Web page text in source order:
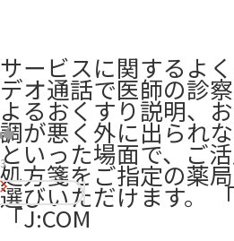
サービスに関するよ
デオ通話で医師の診
よるおくすり説明、
調が悪く外に出られ
といった場面で、ご
処方箋をご指定の薬
選びいただけます。
「J:COM
3